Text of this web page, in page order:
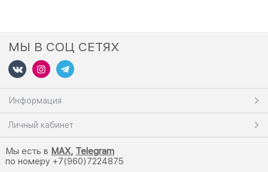
МЫ В СОЦ СЕТЯХ
Информация
Личный кабинет
Мы есть в MAX, Telegram
по номеру +7(960)7224875